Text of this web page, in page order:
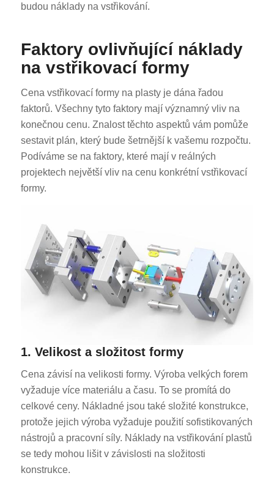
budou náklady na vstřikování.
Faktory ovlivňující náklady
na vstřikovací formy
Cena vstřikovací formy na plasty je dána řadou
faktorů. Všechny tyto faktory mají významný vliv na
konečnou cenu. Znalost těchto aspektů vám pomůže
sestavit plán, který bude šetrnější k vašemu rozpočtu.
Podíváme se na faktory, které mají v reálných
projektech největší vliv na cenu konkrétní vstřikovací
formy.
1. Velikost a složitost formy
Cena závisí na velikosti formy. Výroba velkých forem
vyžaduje více materiálu a času. To se promítá do
celkové ceny. Nákladné jsou také složité konstrukce,
protože jejich výroba vyžaduje použití sofistikovaných
nástrojů a pracovní síly. Náklady na vstřikování plastů
se tedy mohou lišit v závislosti na složitosti
konstrukce.